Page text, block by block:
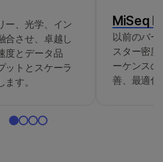
ー、光学、イン
合させ、卓越し
度とデータ品
ットとスケーラ
す。
MiSeq
以前のバ
スター密
ーケンス
善、最適